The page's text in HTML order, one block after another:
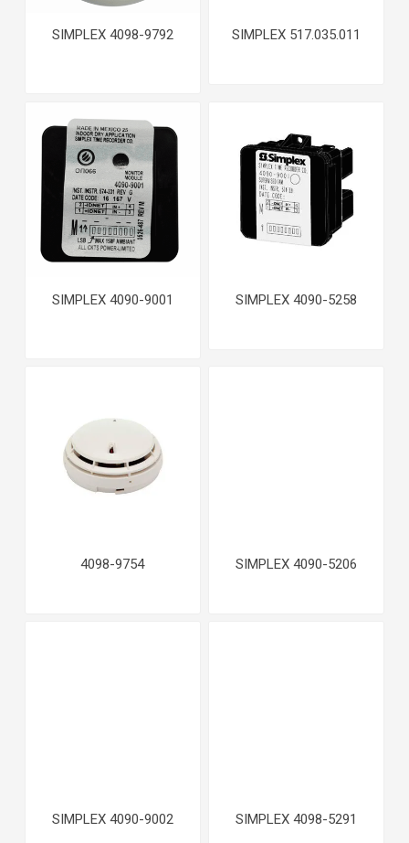
SIMPLEX 4098-9792 SIMPLEX 517.035.011
SIMPLEX 4090-9001 SIMPLEX 4090-5258
4098-9754 SIMPLEX 4090-5206
SIMPLEX 4090-9002 SIMPLEX 4098-5291